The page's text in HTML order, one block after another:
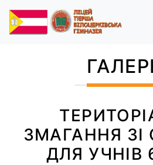
ЗМАГАННЯ ЗІ
ДЛЯ УЧНІВ